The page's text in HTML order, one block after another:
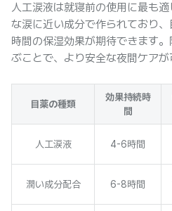
人工涙液は就寝前の使用に最も
な涙に近い成分で作られており
時間の保湿効果が期待できます
ぶことで、より安全な夜間ケアが
目薬の種類
効果持続時
間
人工涙液 4-6時間
潤い成分配合 6-8時間